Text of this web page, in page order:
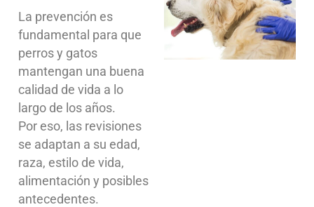
La prevención es
fundamental para que
perros y gatos
mantengan una buena
calidad de vida a lo
largo de los años.
Por eso, las revisiones
se adaptan a su edad,
raza, estilo de vida,
alimentación y posibles
antecedentes.